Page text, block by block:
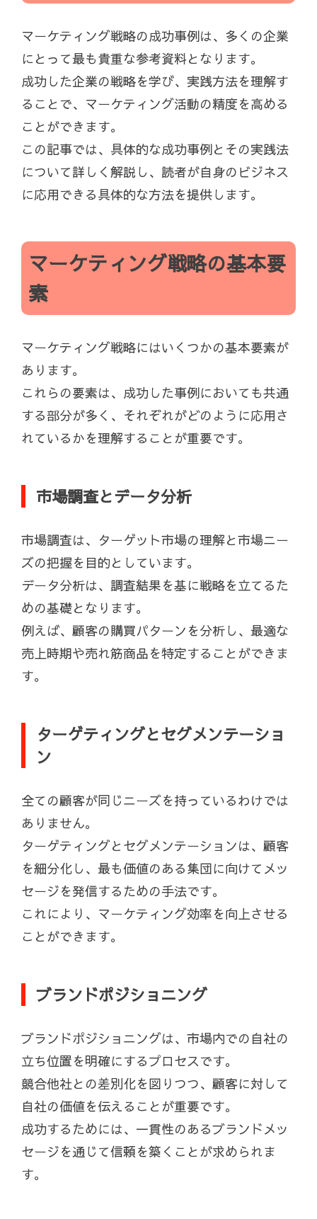
マーケティング戦略の成功事例は、多くの企業
にとって最も貴重な参考資料となります。
成功した企業の戦略を学び、実践方法を理解す
ることで、マーケティング活動の精度を高める
ことができます。
この記事では、具体的な成功事例とその実践法
について詳しく解説し、読者が自身のビジネス
に応用できる具体的な方法を提供します。
マーケティング戦略の基本要
素
マーケティング戦略にはいくつかの基本要素が
あります。
これらの要素は、成功した事例においても共通
する部分が多く、それぞれがどのように応用さ
れているかを理解することが重要です。
市場調査とデータ分析
市場調査は、ターゲット市場の理解と市場ニー
ズの把握を目的としています。
データ分析は、調査結果を基に戦略を立てるた
めの基礎となります。
例えば、顧客の購買パターンを分析し、最適な
売上時期や売れ筋商品を特定することができま
す。
ターゲティングとセグメンテーショ
ン
全ての顧客が同じニーズを持っているわけでは
ありません。
ターゲティングとセグメンテーションは、顧客
を細分化し、最も価値のある集団に向けてメッ
セージを発信するための手法です。
これにより、マーケティング効率を向上させる
ことができます。
ブランドポジショニング
ブランドポジショニングは、市場内での自社の
立ち位置を明確にするプロセスです。
競合他社との差別化を図りつつ、顧客に対して
自社の価値を伝えることが重要です。
成功するためには、一貫性のあるブランドメッ
セージを通じて信頼を築くことが求められま
す。